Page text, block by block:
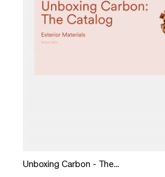
Unboxing Carbon - The...